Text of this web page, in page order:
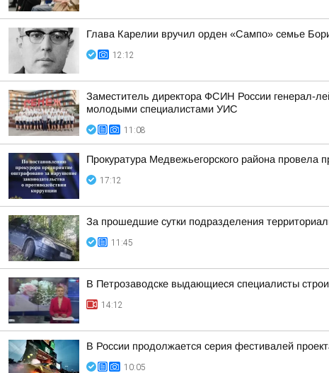
Глава Карелии вручил орден «Сампо» семье
12:12
Заместитель директора ФСИН России генерал-
молодыми специалистами УИС
11:08
Прокуратура Медвежьегорского района провела
17:12
За прошедшие сутки подразделения
11:45
В Петрозаводске выдающиеся специалисты
14:12
В России продолжается серия фестивалей
10:05